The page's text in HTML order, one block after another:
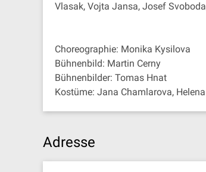
Vlasak, Vojta Jansa, Josef
Choreographie: Monika Kysilova
Bühnenbild: Martin Cerny
Bühnenbilder: Tomas Hnat
Kostüme: Jana Chamlarova,
Adresse